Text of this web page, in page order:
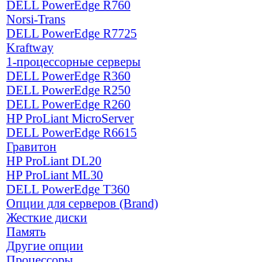
DELL PowerEdge R760
Norsi-Trans
DELL PowerEdge R7725
Kraftway
1-процессорные серверы
DELL PowerEdge R360
DELL PowerEdge R250
DELL PowerEdge R260
HP ProLiant MicroServer
DELL PowerEdge R6615
Гравитон
HP ProLiant DL20
HP ProLiant ML30
DELL PowerEdge T360
Опции для серверов (Brand)
Жесткие диски
Память
Другие опции